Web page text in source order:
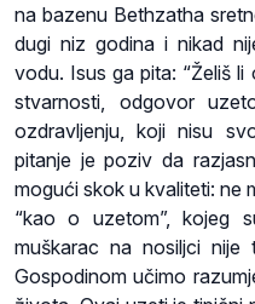
na bazenu Bethzatha
dugi niz godina i nikad
vodu. Isus ga pita: “Želiš
stvarnosti, odgovor
ozdravljenju, koji nisu
pitanje je poziv da
mogući skok u kvaliteti: ne
“kao o uzetom”, kojeg
muškarac na nosiljci nije
Gospodinom učimo